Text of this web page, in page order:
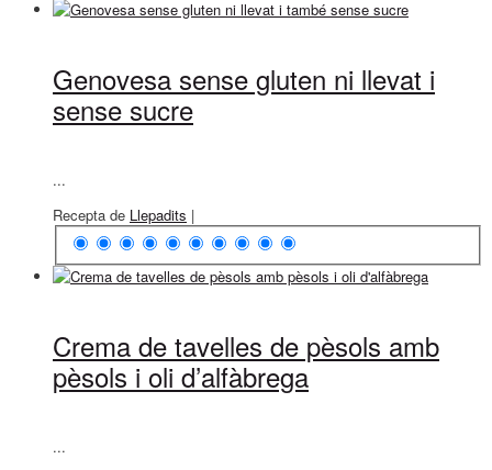
Genovesa sense gluten ni llevat i
sense sucre
...
Recepta de Llepadits |
Crema de tavelles de pèsols amb
pèsols i oli d’alfàbrega
...